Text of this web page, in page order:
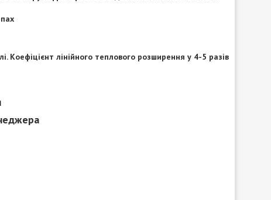
Коефіцієнт лінійного теплового розширення у 4-5 разів